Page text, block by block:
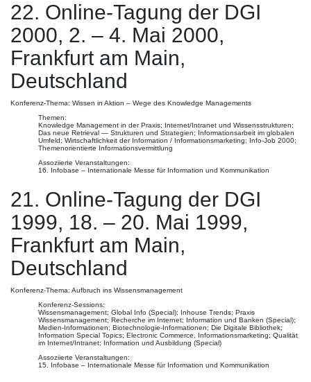
22. Online-Tagung der DGI
2000, 2. – 4. Mai 2000,
Frankfurt am Main,
Deutschland
Konferenz-Thema: Wissen in Aktion – Wege des Knowledge Managements
Themen:
Knowledge Management in der Praxis; Internet/Intranet und Wissensstrukturen;
Das neue Retrieval — Strukturen und Strategien; Informationsarbeit im globalen
Umfeld; Wirtschaftlichkeit der Information / Informationsmarketing; Info-Job 2000;
Themenorientierte Informationsvermittlung
Assoziierte Veranstaltungen:
16. Infobase – Internationale Messe für Information und Kommunikation
21. Online-Tagung der DGI
1999, 18. – 20. Mai 1999,
Frankfurt am Main,
Deutschland
Konferenz-Thema: Aufbruch ins Wissensmanagement
Konferenz-Sessions:
Wissensmanagement; Global Info (Special); Inhouse Trends; Praxis
Wissensmanagement; Recherche im Internet; Information und Banken (Special);
Medien-Informationen; Biotechnologie-Informationen; Die Digitale Bibliothek;
Information Special Topics; Electronic Commerce, Informationsmarketing; Qualität
im Internet/Intranet; Information und Ausbildung (Special)
Assoziierte Veranstaltungen:
15. Infobase – Internationale Messe für Information und Kommunikation